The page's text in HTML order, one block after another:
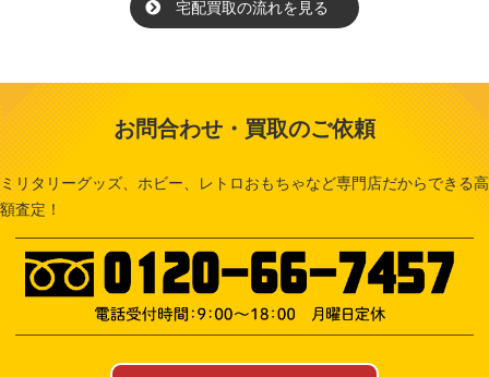
宅配買取の流れを見る
お問合わせ・買取のご依頼
ミリタリーグッズ、ホビー、レトロおもちゃなど専門店だからできる高
額査定！